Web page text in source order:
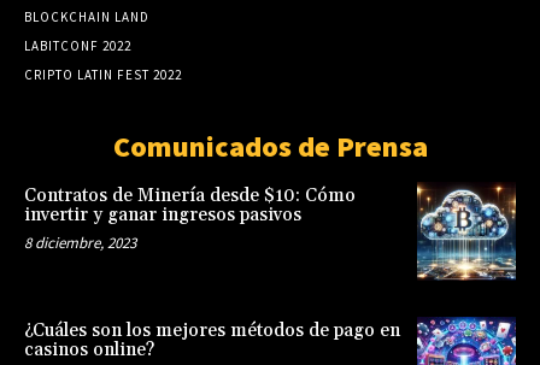
BLOCKCHAIN LAND
LABITCONF 2022
CRIPTO LATIN FEST 2022
Comunicados de Prensa
Contratos de Minería desde $10: Cómo
invertir y ganar ingresos pasivos
8 diciembre, 2023
¿Cuáles son los mejores métodos de pago en
casinos online?